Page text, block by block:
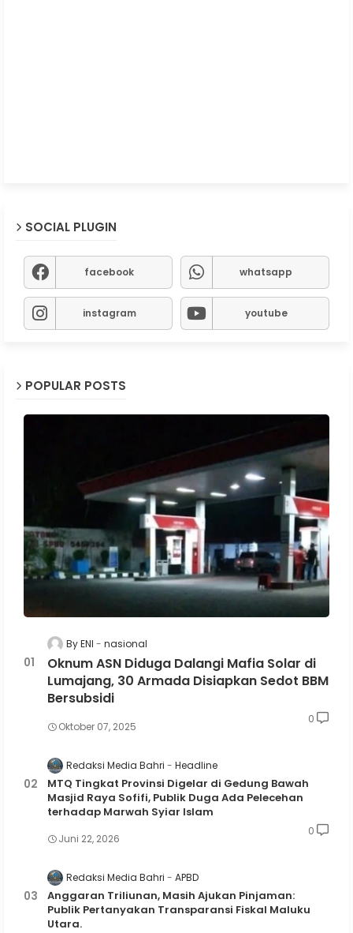
SOCIAL PLUGIN
facebook whatsapp
instagram youtube
POPULAR POSTS
By ENI nasional
Oknum ASN Diduga Dalangi Mafia Solar di
Lumajang, 30 Armada Disiapkan Sedot BBM
Bersubsidi
Oktober 07, 2025
0
Redaksi Media Bahri Headline
MTQ Tingkat Provinsi Digelar di Gedung Bawah
Masjid Raya Sofifi, Publik Duga Ada Pelecehan
terhadap Marwah Syiar Islam
Juni 22, 2026
0
Redaksi Media Bahri APBD
Anggaran Triliunan, Masih Ajukan Pinjaman:
Publik Pertanyakan Transparansi Fiskal Maluku
Utara.